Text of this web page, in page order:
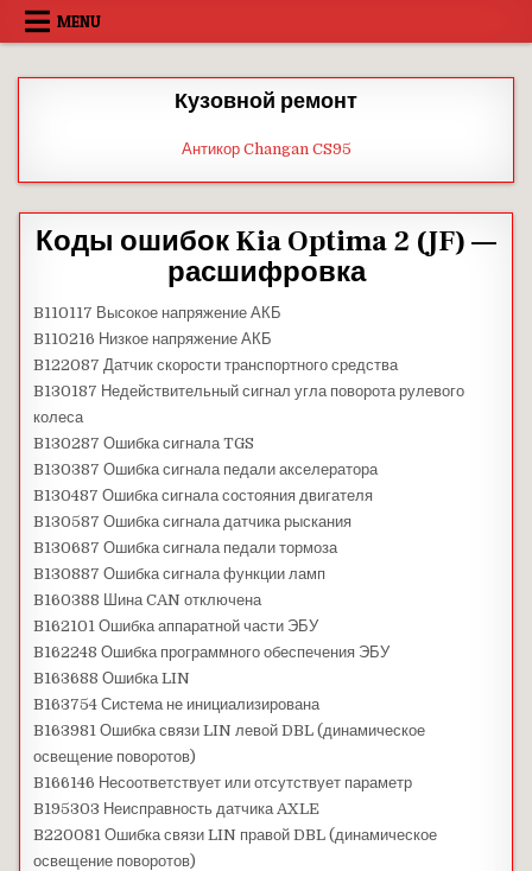
Skip
MENU
Кузовной ремонт
Антикор Changan CS95
Коды ошибок Kia Optima 2 (JF) —
расшифровка
B110117 Высокое напряжение АКБ
B110216 Низкое напряжение АКБ
B122087 Датчик скорости транспортного средства
B130187 Недействительный сигнал угла поворота рулевого
колеса
B130287 Ошибка сигнала TGS
B130387 Ошибка сигнала педали акселератора
B130487 Ошибка сигнала состояния двигателя
B130587 Ошибка сигнала датчика рыскания
B130687 Ошибка сигнала педали тормоза
B130887 Ошибка сигнала функции ламп
B160388 Шина CAN отключена
B162101 Ошибка аппаратной части ЭБУ
B162248 Ошибка программного обеспечения ЭБУ
B163688 Ошибка LIN
B163754 Система не инициализирована
B163981 Ошибка связи LIN левой DBL (динамическое
освещение поворотов)
B166146 Несоответствует или отсутствует параметр
B195303 Неисправность датчика AXLE
B220081 Ошибка связи LIN правой DBL (динамическое
освещение поворотов)